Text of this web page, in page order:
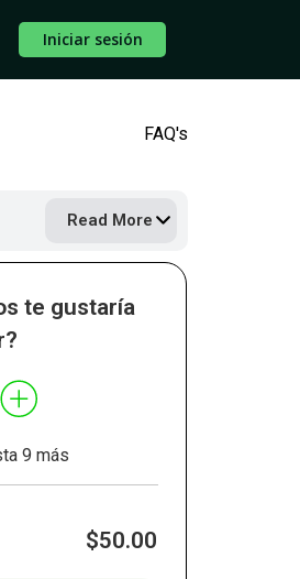
Iniciar sesión
FAQ's
Read More
te gustaría
9 más
$50.00